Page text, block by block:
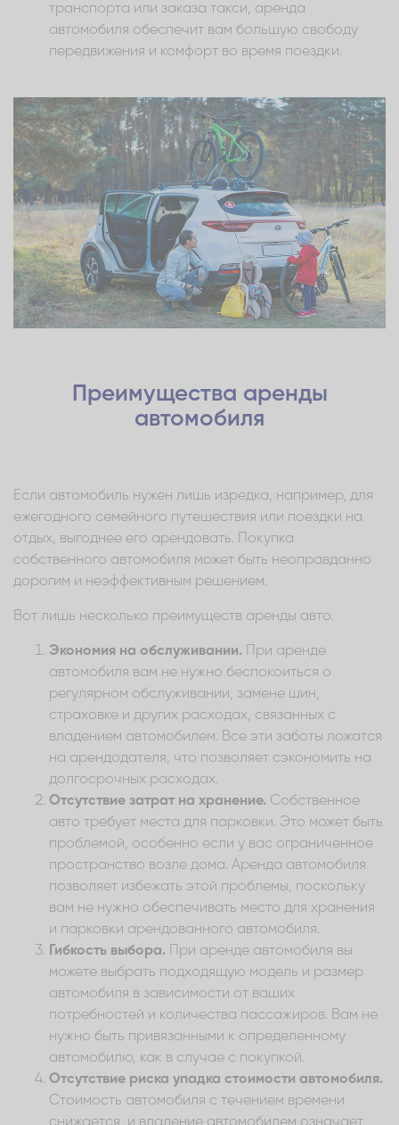
транспорта или заказа такси, аренда
автомобиля обеспечит вам большую свободу
передвижения и комфорт во время поездки.
Преимущества аренды
автомобиля
Если автомобиль нужен лишь изредка, например, для
ежегодного семейного путешествия или поездки на
отдых, выгоднее его арендовать. Покупка
собственного автомобиля может быть неоправданно
дорогим и неэффективным решением.
Вот лишь несколько преимуществ аренды авто.
Экономия на обслуживании. При аренде
автомобиля вам не нужно беспокоиться о
регулярном обслуживании, замене шин,
страховке и других расходах, связанных с
владением автомобилем. Все эти заботы ложатся
на арендодателя, что позволяет сэкономить на
долгосрочных расходах.
Отсутствие затрат на хранение. Собственное
авто требует места для парковки. Это может быть
проблемой, особенно если у вас ограниченное
пространство возле дома. Аренда автомобиля
позволяет избежать этой проблемы, поскольку
вам не нужно обеспечивать место для хранения
и парковки арендованного автомобиля.
Гибкость выбора. При аренде автомобиля вы
можете выбрать подходящую модель и размер
автомобиля в зависимости от ваших
потребностей и количества пассажиров. Вам не
нужно быть привязанными к определенному
автомобилю, как в случае с покупкой.
Отсутствие риска упадка стоимости автомобиля.
Стоимость автомобиля с течением времени
снижается, и владение автомобилем означает,